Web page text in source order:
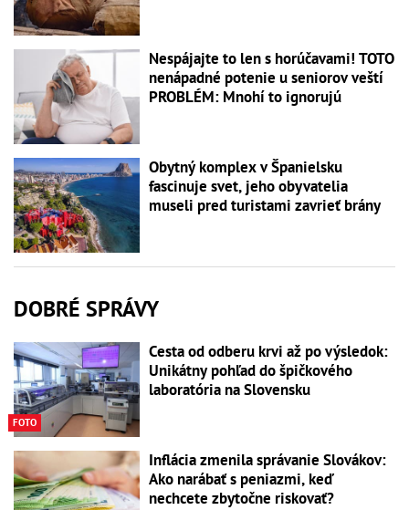
Nespájajte to len s horúčavami! TOTO
nenápadné potenie u seniorov veští
PROBLÉM: Mnohí to ignorujú
Obytný komplex v Španielsku
fascinuje svet, jeho obyvatelia
museli pred turistami zavrieť brány
DOBRÉ SPRÁVY
FOTO
Cesta od odberu krvi až po výsledok:
Unikátny pohľad do špičkového
laboratória na Slovensku
Inflácia zmenila správanie Slovákov:
Ako narábať s peniazmi, keď
nechcete zbytočne riskovať?